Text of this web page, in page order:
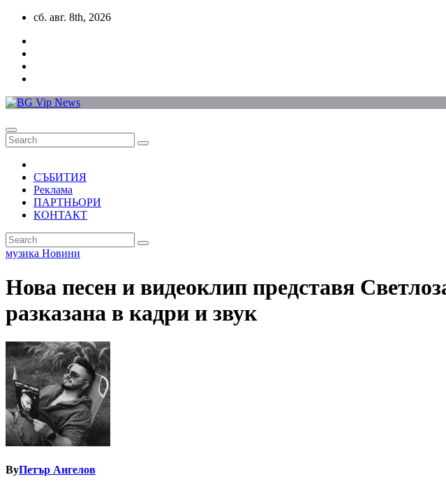
Skip
content
сб. авг. 8th, 2026
СЪБИТИЯ
Реклама
ПАРТНЬОРИ
КОНТАКТ
музика Новини
Нова песен и видеоклип представя
разказана в кадри и звук
ByПетър Ангелов